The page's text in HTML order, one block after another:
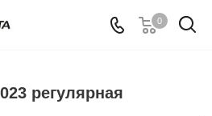
0
регулярная